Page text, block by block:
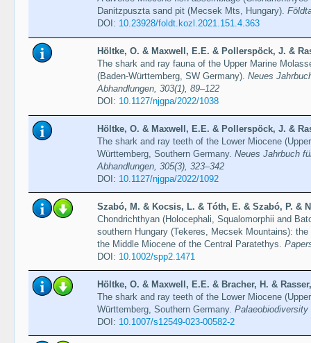
Danitzpuszta sand pit (Mecsek Mts, Hungary).
DOI: 10.23928/foldt.kozl.2021.151.4.363
Höltke, O. & Maxwell, E.E. & Pollerspöck, J. &
The shark and ray fauna of the Upper Marine
(Baden-Württemberg, SW Germany). Neues
Abhandlungen, 303(1), 89–122
DOI: 10.1127/njgpa/2022/1038
Höltke, O. & Maxwell, E.E. & Pollerspöck, J. &
The shark and ray teeth of the Lower Miocene
Württemberg, Southern Germany. Neues Jahrbuch
Abhandlungen, 305(3), 323–342
DOI: 10.1127/njgpa/2022/1092
Szabó, M. & Kocsis, L. & Tóth, E. & Szabó, P. &
Chondrichthyan (Holocephali, Squalomorphii and
southern Hungary (Tekeres, Mecsek Mountains):
the Middle Miocene of the Central Paratethys.
DOI: 10.1002/spp2.1471
Höltke, O. & Maxwell, E.E. & Bracher, H. &
The shark and ray teeth of the Lower Miocene
Württemberg, Southern Germany. Palaeobiodiversity
DOI: 10.1007/s12549-023-00582-2